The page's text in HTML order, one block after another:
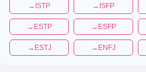
→ ISTP → ISFP
→ ESTP → ESFP
→ ESTJ → ENFJ